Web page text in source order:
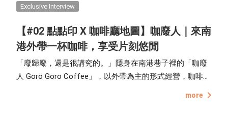
Exclusive Interview
【#02 點點印 X 咖啡廳地圖】咖廢人｜來南
港外帶一杯咖啡，享受片刻悠閒
「廢歸廢，還是很講究的。」隱身在南港巷子裡的「咖廢
人 Goro Goro Coffee」，以外帶為主的形式經營，咖啡吧
more